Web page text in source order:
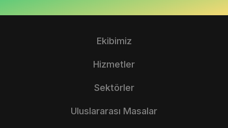
Ekibimiz
Hizmetler
Sektörler
Uluslararası Masalar